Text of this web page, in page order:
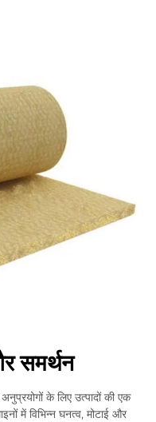
समर्थन
अनुप्रयोगों के लिए उत्पादों की एक
में विभिन्न घनत्व, मोटाई और